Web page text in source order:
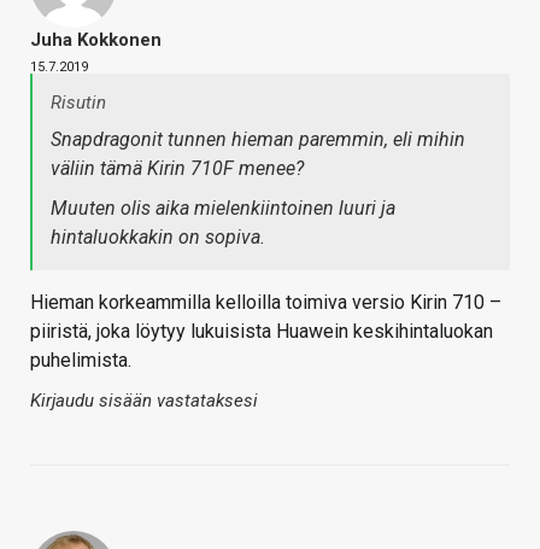
Juha Kokkonen
15.7.2019
Risutin
Snapdragonit tunnen hieman paremmin, eli mihin
väliin tämä Kirin 710F menee?
Muuten olis aika mielenkiintoinen luuri ja
hintaluokkakin on sopiva.
Hieman korkeammilla kelloilla toimiva versio Kirin 710 –
piiristä, joka löytyy lukuisista Huawein keskihintaluokan
puhelimista.
Kirjaudu sisään vastataksesi